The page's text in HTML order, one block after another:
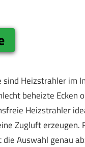
Heizstrahler im
beheizte
Heizstrahler
Zugluft
Auswahl genau